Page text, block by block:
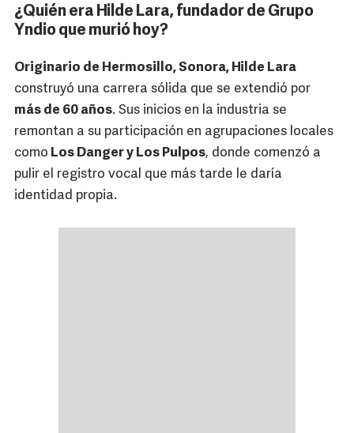
¿Quién era Hilde Lara, fundador de Grupo
Yndio que murió hoy?
Originario de Hermosillo, Sonora, Hilde Lara
construyó una carrera sólida que se extendió por
más de 60 años. Sus inicios en la industria se
remontan a su participación en agrupaciones locales
como Los Danger y Los Pulpos, donde comenzó a
pulir el registro vocal que más tarde le daría
identidad propia.